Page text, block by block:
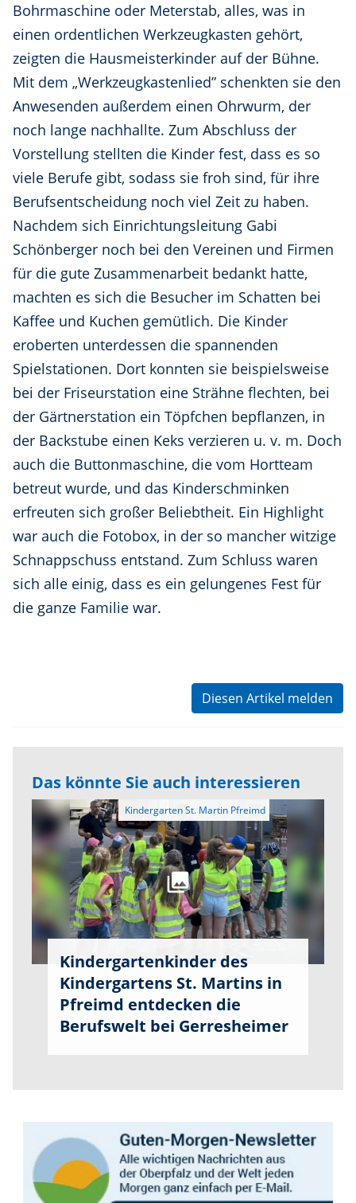
Bohrmaschine oder Meterstab, alles, was in
einen ordentlichen Werkzeugkasten gehört,
zeigten die Hausmeisterkinder auf der Bühne.
Mit dem „Werkzeugkastenlied” schenkten sie den
Anwesenden außerdem einen Ohrwurm, der
noch lange nachhallte. Zum Abschluss der
Vorstellung stellten die Kinder fest, dass es so
viele Berufe gibt, sodass sie froh sind, für ihre
Berufsentscheidung noch viel Zeit zu haben.
Nachdem sich Einrichtungsleitung Gabi
Schönberger noch bei den Vereinen und Firmen
für die gute Zusammenarbeit bedankt hatte,
machten es sich die Besucher im Schatten bei
Kaffee und Kuchen gemütlich. Die Kinder
eroberten unterdessen die spannenden
Spielstationen. Dort konnten sie beispielsweise
bei der Friseurstation eine Strähne flechten, bei
der Gärtnerstation ein Töpfchen bepflanzen, in
der Backstube einen Keks verzieren u. v. m. Doch
auch die Buttonmaschine, die vom Hortteam
betreut wurde, und das Kinderschminken
erfreuten sich großer Beliebtheit. Ein Highlight
war auch die Fotobox, in der so mancher witzige
Schnappschuss entstand. Zum Schluss waren
sich alle einig, dass es ein gelungenes Fest für
die ganze Familie war.
Diesen Artikel melden
Das könnte Sie auch interessieren
Kindergartenkinder des
Kindergartens St. Martins in
Pfreimd entdecken die
Berufswelt bei Gerresheimer